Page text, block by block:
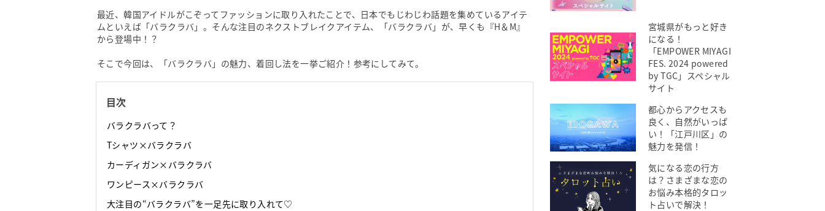
最近、韓国アイドルがこぞってファッションに取り入れたことで、日本でもじわじわ話題を集めているアイテ
ムといえば「バラクラバ」。そんな注目のネクストブレイクアイテム、「バラクラバ」が、早くも『H＆M』
から登場中！？
そこで今回は、「バラクラバ」の魅力、着回し法を一挙ご紹介！参考にしてみて。
目次
バラクラバって？
Tシャツ×バラクラバ
カーディガン×バラクラバ
ワンピース×バラクラバ
大注目の“バラクラバ”を一足先に取り入れて♡
宮城県がもっと好き
になる！
「EMPOWER MIYAGI
FES. 2024 powered
by TGC」スペシャル
サイト
都心からアクセスも
良く、自然がいっぱ
い！「江戸川区」の
魅力を発信！
気になる恋の行方
は？さまざまな恋の
お悩み本格的タロッ
ト占いで解決！